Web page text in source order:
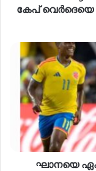
കേപ് വെർദെയെ
ഘാനയെ